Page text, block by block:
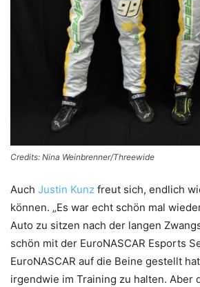
Credits: Nina Weinbrenner/Threewide
Auch Justin Kunz freut sich, endlich
können. „Es war echt schön mal
Auto zu sitzen nach der langen
schön mit der EuroNASCAR Esports
EuroNASCAR auf die Beine gestellt
irgendwie im Training zu halten. Aber